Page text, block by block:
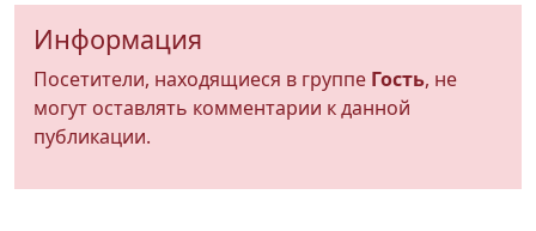
Информация
Посетители, находящиеся в группе Гость, не
могут оставлять комментарии к данной
публикации.